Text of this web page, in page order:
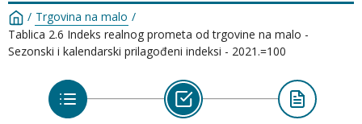
/ Trgovina na malo /
Tablica 2.6 Indeks realnog prometa od trgovine na malo -
Sezonski i kalendarski prilagođeni indeksi - 2021.=100